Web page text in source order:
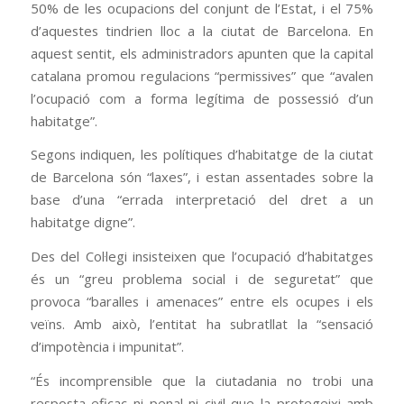
50% de les ocupacions del conjunt de l’Estat, i el 75%
d’aquestes tindrien lloc a la ciutat de Barcelona. En
aquest sentit, els administradors apunten que la capital
catalana promou regulacions “permissives” que “avalen
l’ocupació com a forma legítima de possessió d’un
habitatge”.
Segons indiquen, les polítiques d’habitatge de la ciutat
de Barcelona són “laxes”, i estan assentades sobre la
base d’una “errada interpretació del dret a un
habitatge digne”.
Des del Col·legi insisteixen que l’ocupació d’habitatges
és un “greu problema social i de seguretat” que
provoca “baralles i amenaces” entre els ocupes i els
veïns. Amb això, l’entitat ha subratllat la “sensació
d’impotència i impunitat”.
“És incomprensible que la ciutadania no trobi una